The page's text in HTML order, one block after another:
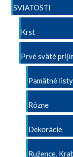
SVIATOSTI
Krst
Prvé sväté
Pamätné listy
Rôzne
Dekorácie
Ružence,